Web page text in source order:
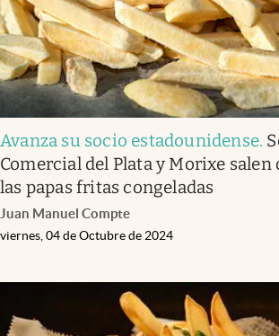
Avanza su socio estadounidense.
Comercial del Plata y Morixe salen
las papas fritas congeladas
Juan Manuel Compte
viernes, 04 de Octubre de 2024